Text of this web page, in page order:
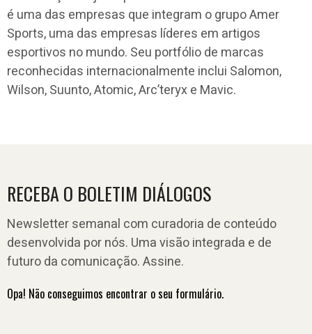
é uma das empresas que integram o grupo Amer
Sports, uma das empresas líderes em artigos
esportivos no mundo. Seu portfólio de marcas
reconhecidas internacionalmente inclui Salomon,
Wilson, Suunto, Atomic, Arc’teryx e Mavic.
RECEBA O BOLETIM DIÁLOGOS
Newsletter semanal com curadoria de conteúdo
desenvolvida por nós. Uma visão integrada e de
futuro da comunicação. Assine.
Opa! Não conseguimos encontrar o seu formulário.